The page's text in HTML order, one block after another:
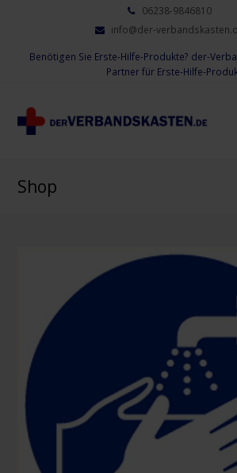
06238-9846810
info@der-
Benötigen Sie Erste-Hilfe-Produkte? der-
Partner für Erste-Hilfe-
Shop